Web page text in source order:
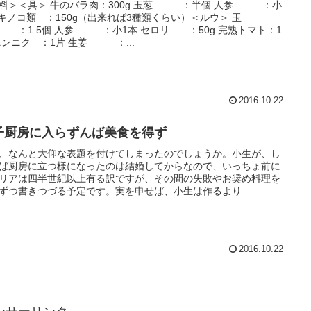
料＞＜具＞ 牛のバラ肉：300g 玉葱 ：半個 人参 ：小
ノコ類 ：150g（出来れば3種類くらい）＜ルウ＞ 玉
1.5個 人参 ：小1本 セロリ ：50g 完熟トマト：1
ンニク ：1片 生姜 ：...
2016.10.22
厨房に入らずんば美食を得ず
なんと大仰な表題を付けてしまったのでしょうか。小生が、し
厨房に立つ様になったのは結婚してからなので、いっちょ前に
アは四半世紀以上有る訳ですが、その間の失敗やお奨め料理を
つ書きつづる予定です。実を申せば、小生は作るより...
2016.10.22